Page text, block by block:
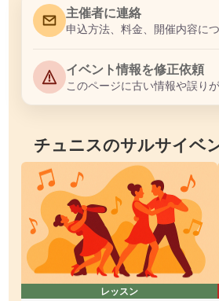
主催者に連絡
申込方法、料金、開催内容に
イベント情報を修正依頼
このページに古い情報や誤り
チュニスのサルサイベ
レッスン